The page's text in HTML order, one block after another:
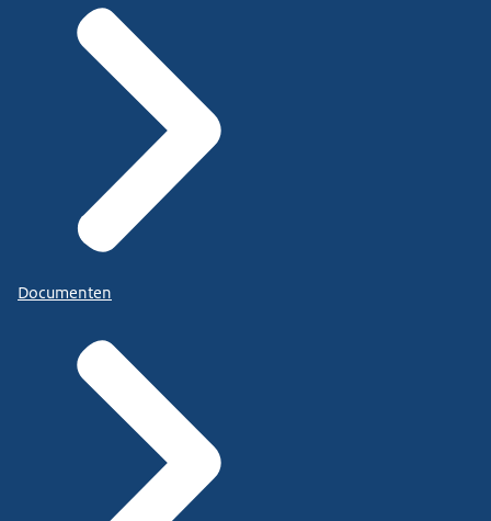
Documenten